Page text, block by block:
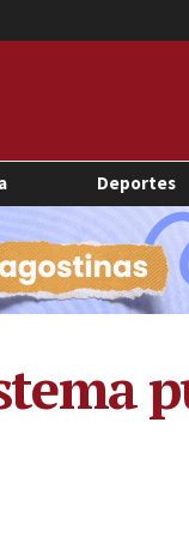
Deportes